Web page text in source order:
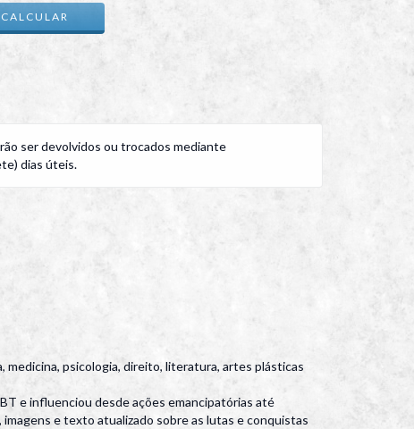
CALCULAR
ser devolvidos ou trocados mediante
dias úteis.
psicologia, direito, literatura, artes plásticas
e influenciou desde ações emancipatórias até
e texto atualizado sobre as lutas e conquistas